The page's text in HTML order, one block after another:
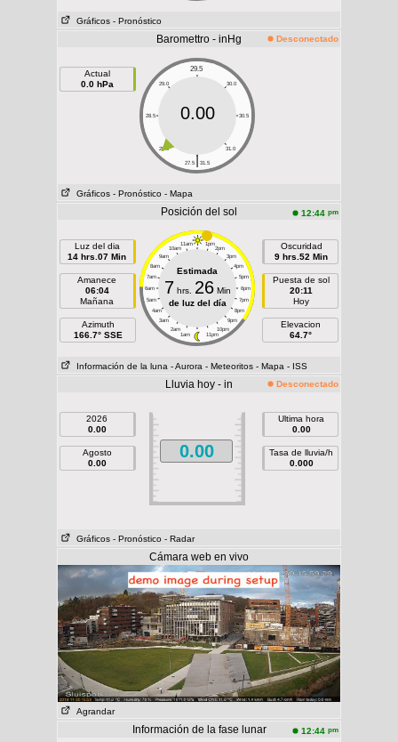
Gráficos - Pronóstico
Baromettro - inHg Desconectado
Actual
0.0 hPa
29.5
29.0 30.0
28.5 30.5
28.0 31.0
|
27.5 31.5
0.00
Gráficos - Pronóstico - Mapa
Posición del sol 12:44 pm
Luz del dia
14 hrs.07 Min
Amanece
06:04
Mañana
Azimuth
166.7° SSE
11am 1pm
10am 2pm
9am 3pm
8am 4pm
7am 5pm
6am 6pm
5am 7pm
4am 8pm
3am 9pm
2am 10pm
1am 11pm
Estimada
7 hrs. 26Min
de luz del día
Oscuridad
9 hrs.52 Min
Puesta de sol
20:11
Hoy
Elevacion
64.7°
Información de la luna - Aurora - Meteoritos - Mapa - ISS
Lluvia hoy - in Desconectado
2026
0.00
Agosto
0.00
0.00
Ultima hora
0.00
Tasa de lluvia/h
0.000
Gráficos - Pronóstico - Radar
Cámara web en vivo
Agrandar
Información de la fase lunar 12:44 pm